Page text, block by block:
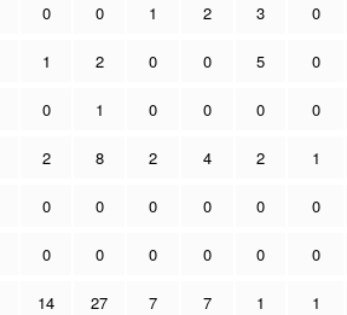
0 0 1 2 3 0
1 2 0 0 5 0
0 1 0 0 0 0
2 8 2 4 2 1
0 0 0 0 0 0
0 0 0 0 0 0
14 27 7 7 1 1